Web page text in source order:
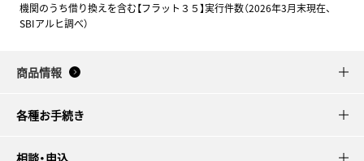
機関のうち借り換えを含む【フラット３５】実行件数（2026年3月末現在、
SBIアルヒ調べ）
商品情報
各種お手続き
相談・申込